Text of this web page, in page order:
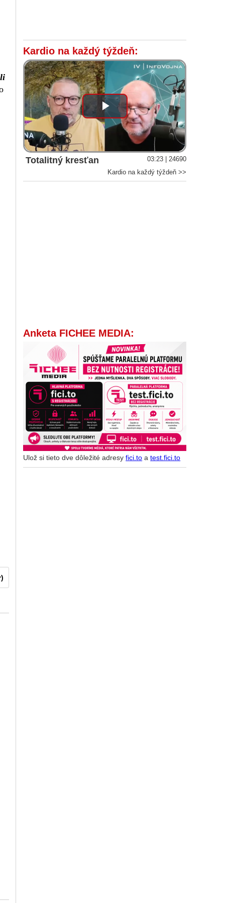
Kardio na každý týždeň:
Play
Video
Totalitný kresťan
03:23 | 24690
Kardio na každý týždeň >>
Anketa FICHEE MEDIA:
Ulož si tieto dve dôležité adresyfici.to atest.fici.to